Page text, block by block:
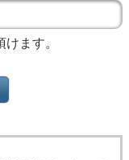
ます。